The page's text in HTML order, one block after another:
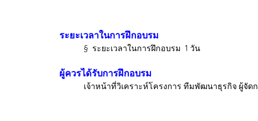
ระยะเวลาในการฝึกอบรม
§ ระยะเวลาในการฝึกอบรม 1 วัน
ผู้ควรได้รับการฝึกอบรม
เจ้าหน้าที่วิเคราะห์โครงการ ทีมพัฒนาธุรกิจ ผู้จัดก